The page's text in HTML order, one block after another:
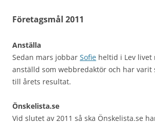
Företagsmål 2011
Anställa
Sedan mars jobbar Sofie heltid i Lev livet
anställd som webbredaktör och har varit
till årets resultat.
Önskelista.se
Vid slutet av 2011 så ska Önskelista.se